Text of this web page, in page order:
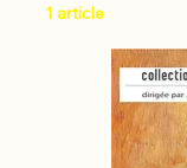
1 article